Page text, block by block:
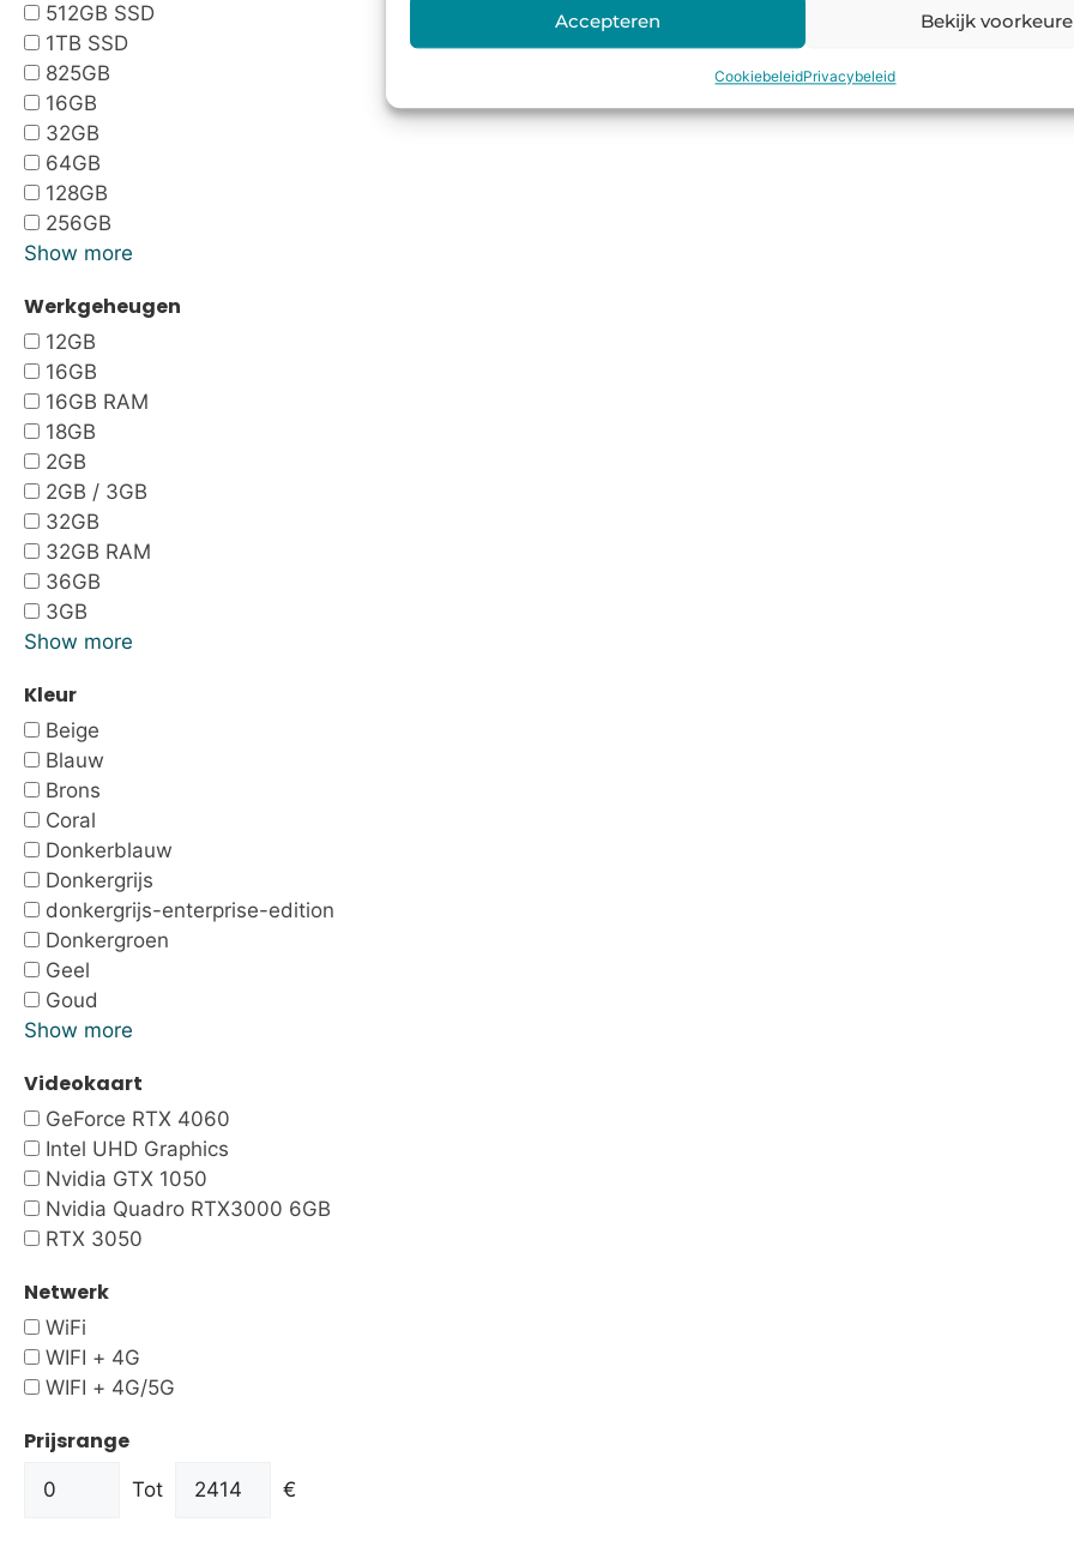
Accepteren Bekijk
CookiebeleidPrivacybeleid
512GB SSD
1TB SSD
825GB
16GB
32GB
64GB
128GB
256GB
Show more
Werkgeheugen
12GB
16GB
16GB RAM
18GB
2GB
2GB / 3GB
32GB
32GB RAM
36GB
3GB
Show more
Kleur
Beige
Blauw
Brons
Coral
Donkerblauw
Donkergrijs
donkergrijs-enterprise-edition
Donkergroen
Geel
Goud
Show more
Videokaart
GeForce RTX 4060
Intel UHD Graphics
Nvidia GTX 1050
Nvidia Quadro RTX3000 6GB
RTX 3050
Netwerk
WiFi
WIFI + 4G
WIFI + 4G/5G
Prijsrange
Tot €